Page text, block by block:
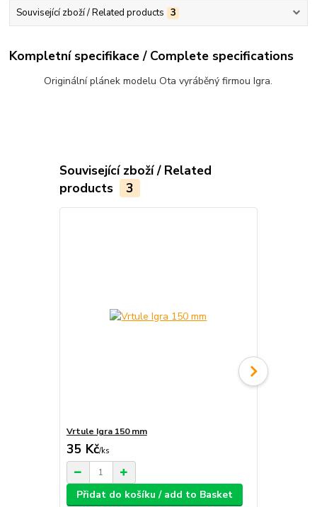
Související zboží / Related products 3
Kompletní specifikace / Complete specifications
Originální plánek modelu Ota vyráběný firmou Igra.
Související zboží / Related
products
3
Vrtule Igra 150 mm
35 Kč/ks
Přidat do košíku / add to Basket